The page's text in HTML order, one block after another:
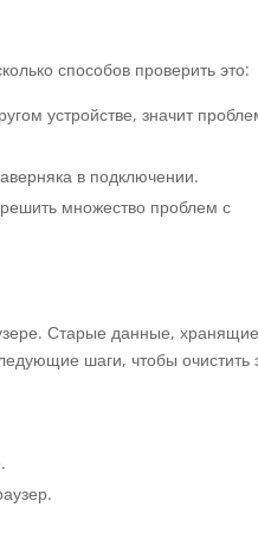
способов проверить это:
устройстве, значит
в подключении.
множество проблем с
Старые данные,
шаги, чтобы очистить